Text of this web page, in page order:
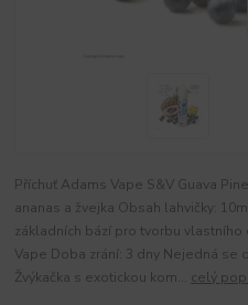
Příchuť Adams Vape S&V Guava
ananas a žvejka Obsah lahvičky:
základních bází pro tvorbu
Vape Doba zrání: 3 dny Nejedná
Žvýkačka s exotickou kom... celý